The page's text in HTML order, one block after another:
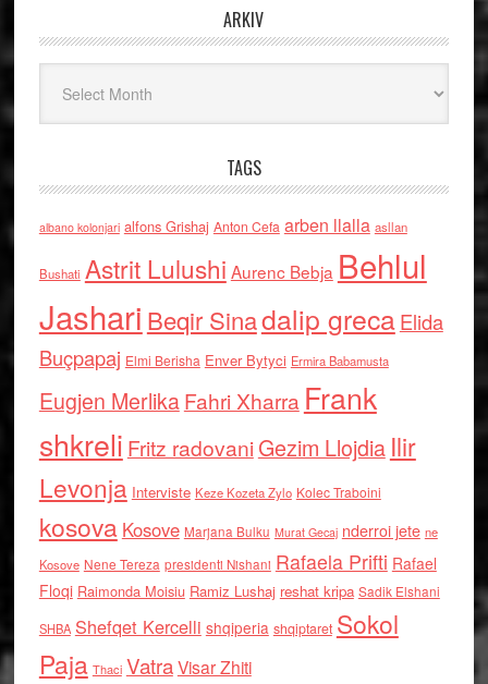
ARKIV
TAGS
albano kolonjari alfons Grishaj Anton Cefa arben llalla asllan
Bushati Astrit Lulushi Aurenc Bebja Behlul
Jashari Beqir Sinadalip grecaElida
Buçpapaj Elmi Berisha Enver Bytyci Ermira Babamusta
Eugjen MerlikaFahri Xharra Frank
shkreli Fritz radovaniGezim Llojdia Ilir
Levonja Interviste Keze Kozeta Zylo Kolec Traboini
kosova Kosove Marjana Bulku Murat Gecaj nderroi jete ne
Kosove Nene Tereza presidenti Nishani Rafaela Prifti Rafael
Floqi Raimonda Moisiu Ramiz Lushaj reshat kripa Sadik Elshani
SHBA Shefqet Kercelli shqiperia shqiptaret Sokol
Paja Thaci VatraVisar Zhiti